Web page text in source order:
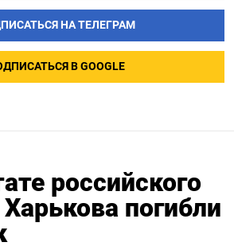
НА ТЕЛЕГРАМ
В GOOGLE
российского
погибли